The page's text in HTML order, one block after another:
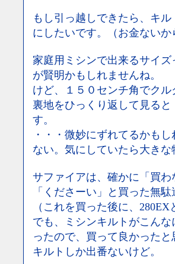
もし引っ越しできたら、キ
にしたいです。（お金ない
家庭用ミシンで出来るサイ
が賢明かもしれませんね。
けど、１５０センチ角でク
裏地をひっくり返して見る
す。
・・・微妙にずれてるかも
ない。気にしていたら大き
サファイアは、確かに「買
「くださーい」と買った無
（これを買った後に、
でも、ミシンキルトがこん
ったので、買って良かったと
キルトしか出番ないけど。